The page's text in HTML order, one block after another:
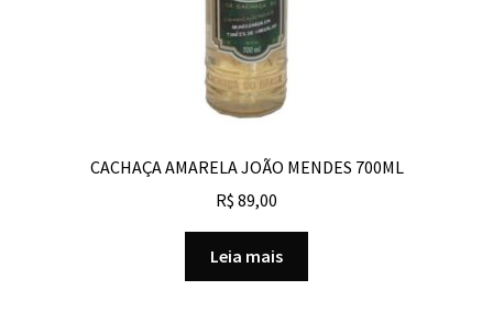
CACHAÇA AMARELA JOÃO MENDES 700ML
R$ 89,00
Leia mais